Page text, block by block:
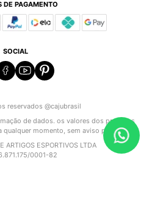
DE PAGAMENTO
SOCIAL
reservados @cajubrasil
de dados. os valores dos produtos
qualquer momento, sem aviso prévio.
ARTIGOS ESPORTIVOS LTDA
0001-82